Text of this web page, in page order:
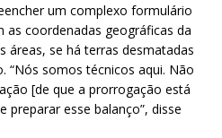
um complexo formulário
coordenadas geográficas da
áreas, se há terras desmatadas
“Nós somos técnicos aqui. Não
[de que a prorrogação está
preparar esse balanço”, disse